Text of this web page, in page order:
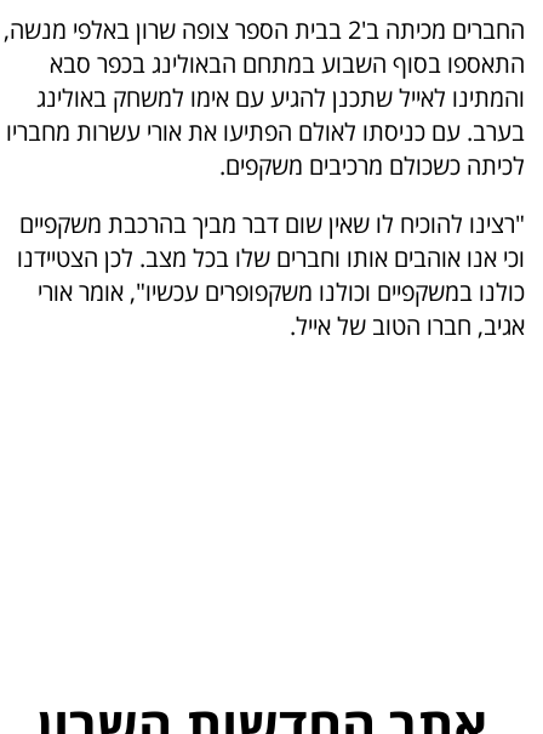
החברים מכיתה ב'2 בבית הספר צופה שרון באלפי מנשה,
התאספו בסוף השבוע במתחם הבאולינג בכפר סבא
והמתינו לאייל שתכנן להגיע עם אימו למשחק באולינג
בערב. עם כניסתו לאולם הפתיעו את אורי עשרות מחבריו
לכיתה כשכולם מרכיבים משקפים.
"רצינו להוכיח לו שאין שום דבר מביך בהרכבת משקפיים
וכי אנו אוהבים אותו וחברים שלו בכל מצב. לכן הצטיידנו
כולנו במשקפיים וכולנו משקפופרים עכשיו", אומר אורי
אגיב, חברו הטוב של אייל.